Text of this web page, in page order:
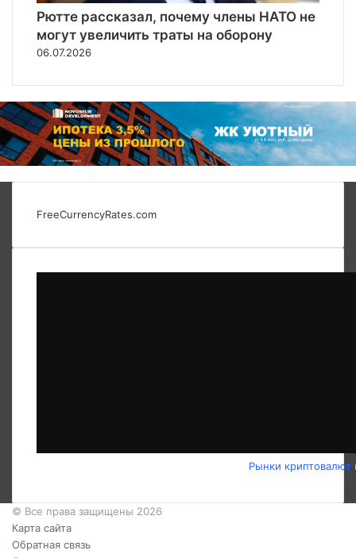
Рютте рассказал, почему члены НАТО не
могут увеличить траты на оборону
06.07.2026
FreeCurrencyRates.com
Рынки криптовалют
© Все права защищены 2026
Карта сайта
Обратная связь